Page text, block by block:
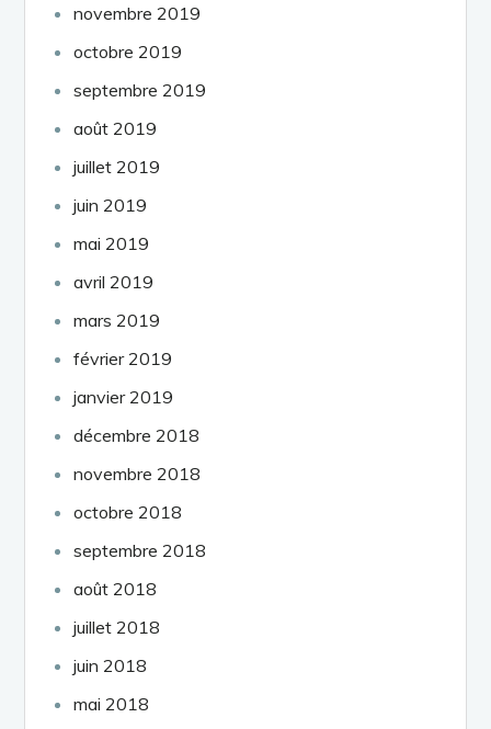
novembre 2019
octobre 2019
septembre 2019
août 2019
juillet 2019
juin 2019
mai 2019
avril 2019
mars 2019
février 2019
janvier 2019
décembre 2018
novembre 2018
octobre 2018
septembre 2018
août 2018
juillet 2018
juin 2018
mai 2018